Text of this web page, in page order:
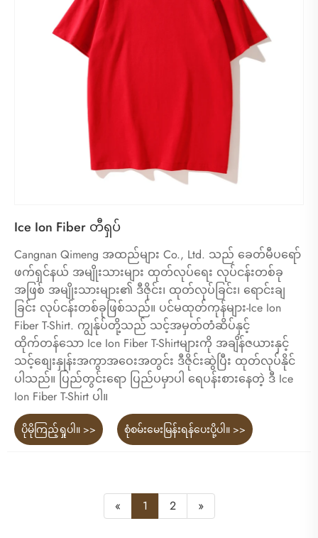
Ice Ion Fiber တီရှပ်
Cangnan Qimeng အထည်များ Co., Ltd. သည် ခေတ်မီပရော်
ဖက်ရှင်နယ် အမျိုးသားများ ထုတ်လုပ်ရေး လုပ်ငန်းတစ်ခု
အဖြစ် အမျိုးသားများ၏ ဒီဇိုင်း၊ ထုတ်လုပ်ခြင်း၊ ရောင်းချ
ခြင်း လုပ်ငန်းတစ်ခုဖြစ်သည်။ ပင်မထုတ်ကုန်များ-Ice Ion
Fiber T-Shirt. ကျွန်ုပ်တို့သည် သင့်အမှတ်တံဆိပ်နှင့်
ထိုက်တန်သော Ice Ion Fiber T-Shirtများကို အချိန်ဇယားနှင့်
သင့်စျေးနှုန်းအကွာအဝေးအတွင်း ဒီဇိုင်းဆွဲပြီး ထုတ်လုပ်နိုင်
ပါသည်။ ပြည်တွင်းရော ပြည်ပမှာပါ ရေပန်းစားနေတဲ့ ဒီ Ice
Ion Fiber T-Shirt ပါ။
ပိုမိုကြည့်ရှုပါ။ >> စုံစမ်းမေးမြန်းရန်ပေးပို့ပါ။ >>
« 1 2 »